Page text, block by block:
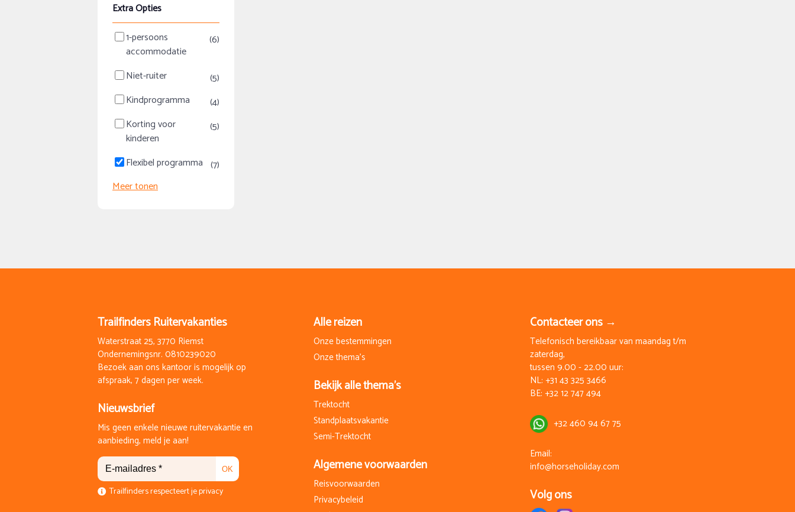
Extra Opties
1-persoons
accommodatie
(6)
Niet-ruiter
(5)
Kindprogramma
(4)
Korting voor
kinderen
(5)
Flexibel programma (7)
Meer tonen
Trailfinders Ruitervakanties
Waterstraat 25, 3770 Riemst
Ondernemingsnr. 0810239020
Bezoek aan ons kantoor is mogelijk op
afspraak, 7 dagen per week.
Nieuwsbrief
Mis geen enkele nieuwe ruitervakantie en
aanbieding, meld je aan!
OK
Trailfinders respecteert je privacy
Alle reizen
Onze bestemmingen
Onze thema's
Bekijk alle thema's
Trektocht
Standplaatsvakantie
Semi-Trektocht
Algemene voorwaarden
Reisvoorwaarden
Privacybeleid
Contacteer ons →
Telefonisch bereikbaar van maandag t/m
zaterdag,
tussen 9.00 - 22.00 uur:
NL: +31 43 325 3466
BE: +32 12 747 494
+32 460 94 67 75
Email:
info@horseholiday.com
Volg ons